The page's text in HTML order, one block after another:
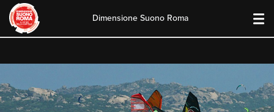
content
Dimensione Suono Roma